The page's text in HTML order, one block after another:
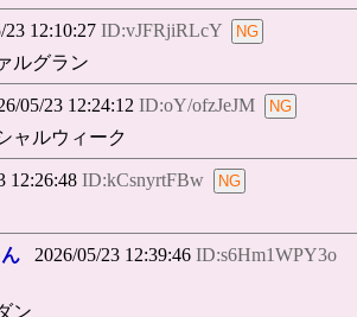
12:10:27 ID:vJFRjiRLcY
ルグラン
05/23 12:24:12 ID:oY/ofzJeJM
ャルウィーク
12:26:48 ID:kCsnyrtFBw
2026/05/23 12:39:46 ID:s6Hm1WPY3o
ン